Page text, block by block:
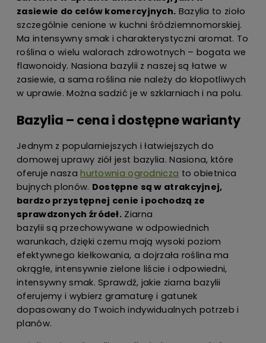
zasiewie do celów komercyjnych. Bazylia to zioło
szczególnie cenione w kuchni śródziemnomorskiej.
Ma intensywny smak i charakterystyczni aromat. To
roślina o wielu walorach zdrowotnych – bogata we
flawonoidy. Nasiona bazylii z naszej są łatwe w
zasiewie, a sama roślina nie należy do kłopotliwych
w uprawie. Można sadzić je w szklarniach i na polu.
Bazylia – cena i dostępne warianty
Jednym z popularniejszych i łatwiejszych do
domowej uprawy ziół jest bazylia. Nasiona, które
oferuje naszahurtownia ogrodnicza to obietnica
bujnych plonów. Dostępne są w atrakcyjnej,
bardzo przystępnej cenie i pochodzą ze
sprawdzonych źródeł. Ziarna
bazylii są przechowywane w odpowiednich
warunkach, dzięki czemu mają wysoki poziom
efektywnego kiełkowania, a dojrzała roślina ma
okrągłe, intensywnie zielone liście i odpowiedni,
intensywny smak. Sprawdź, jakie ziarna bazylii
oferujemy i wybierz gramaturę i gatunek
dopasowany do Twoich indywidualnych potrzeb i
planów.